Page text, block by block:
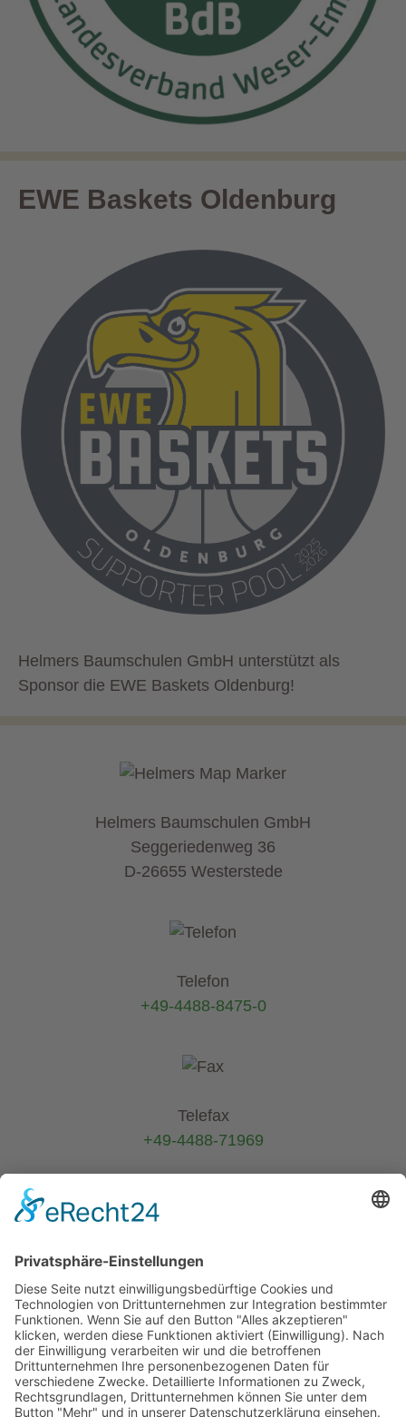
EWE Baskets Oldenburg
Helmers Baumschulen GmbH unterstützt als
Sponsor die EWE Baskets Oldenburg!
Helmers Baumschulen GmbH
Seggeriedenweg 36
D-26655 Westerstede
Telefon
+49-4488-8475-0
Telefax
+49-4488-71969
info@helmers.de
Kein Pflanzenverkauf an Privatkunden-
Verkauf ausschließlich an Pflanzen-
Wiederverkäufer (B2B)